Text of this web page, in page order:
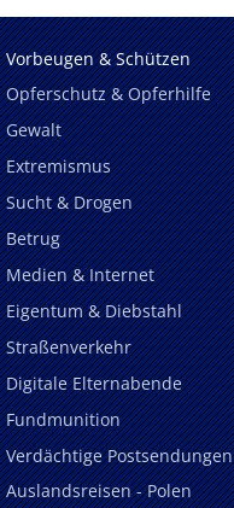
Vorbeugen & Schützen
Opferschutz & Opferhilfe
Gewalt
Extremismus
Sucht & Drogen
Betrug
Medien & Internet
Eigentum & Diebstahl
Straßenverkehr
Digitale Elternabende
Fundmunition
Verdächtige Postsendungen
Auslandsreisen - Polen